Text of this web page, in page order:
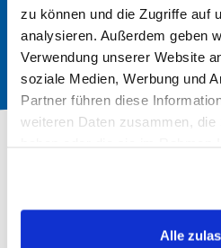
zu können und die Zugriffe auf
analysieren. Außerdem geben
Verwendung unserer Website
soziale Medien, Werbung und
Partner führen diese
weiteren Daten zusammen, die
Alle
die erforderlichen
Über 150.000
Hervorragend